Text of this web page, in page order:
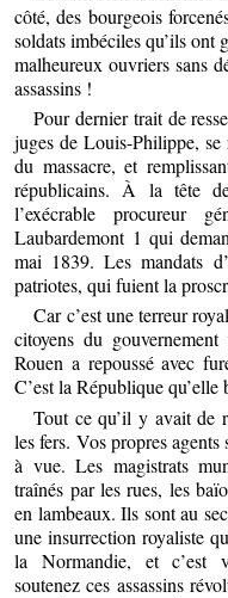
côté, des bourgeois
soldats imbéciles qu’ils ont
malheureux ouvriers sans
assassins !
Pour dernier trait de
juges de Louis-Philippe, se
du massacre, et
républicains. À la tête
l’exécrable procureur
Laubardemont 1 qui
mai 1839. Les mandats
patriotes, qui fuient la
Car c’est une terreur
citoyens du
Rouen a repoussé avec
C’est la République qu’elle
Tout ce qu’il y avait de
les fers. Vos propres agents
à vue. Les magistrats
traînés par les rues, les
en lambeaux. Ils sont au
une insurrection royaliste
la Normandie, et c’est
soutenez ces assassins